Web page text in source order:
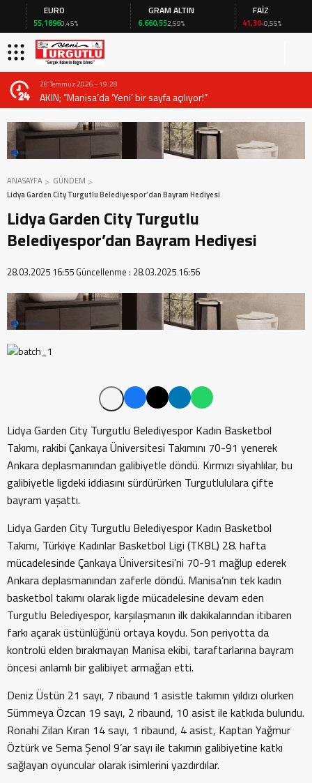
EURO
55,18960,45%
GRAM ALTIN
6.660,552,59%
FAİZ
41,30-0,55%
28 Temmuz 2026 - 19:28
AKIN; “Manisa’da ‘Yeni’ bir sayfa açılıyor!”
ANASAYFA
GÜNDEM
Lidya Garden City Turgutlu Belediyespor’dan Bayram Hediyesi
Lidya Garden City Turgutlu
Belediyespor’dan Bayram Hediyesi
28.03.2025 16:55 Güncellenme : 28.03.2025 16:56
Lidya Garden City Turgutlu Belediyespor Kadın Basketbol
Takımı, rakibi Çankaya Üniversitesi Takımını 70-91 yenerek
Ankara deplasmanından galibiyetle döndü. Kırmızı siyahlılar, bu
galibiyetle ligdeki iddiasını sürdürürken Turgutlululara çifte
bayram yaşattı.
Lidya Garden City Turgutlu Belediyespor Kadın Basketbol
Takımı, Türkiye Kadınlar Basketbol Ligi (TKBL) 28. hafta
mücadelesinde Çankaya Üniversitesi’ni 70-91 mağlup ederek
Ankara deplasmanından zaferle döndü. Manisa’nın tek kadın
basketbol takımı olarak ligde mücadelesine devam eden
Turgutlu Belediyespor, karşılaşmanın ilk dakikalarından itibaren
farkı açarak üstünlüğünü ortaya koydu. Son periyotta da
kontrolü elden bırakmayan Manisa ekibi, taraftarlarına bayram
öncesi anlamlı bir galibiyet armağan etti.
Deniz Üstün 21 sayı, 7 ribaund 1 asistle takımın yıldızı olurken
Sümmeya Özcan 19 sayı, 2 ribaund, 10 asist ile katkıda bulundu.
Ronahi Zilan Kıran 14 sayı, 1 ribaund, 4 asist, Kaptan Yağmur
Öztürk ve Sema Şenol 9’ar sayı ile takımın galibiyetine katkı
sağlayan oyuncular olarak isimlerini yazdırdılar.